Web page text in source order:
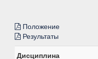
Положение
Результаты
Дисциплина